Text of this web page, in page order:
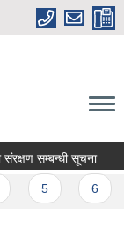
सम्बन्धी सूचना